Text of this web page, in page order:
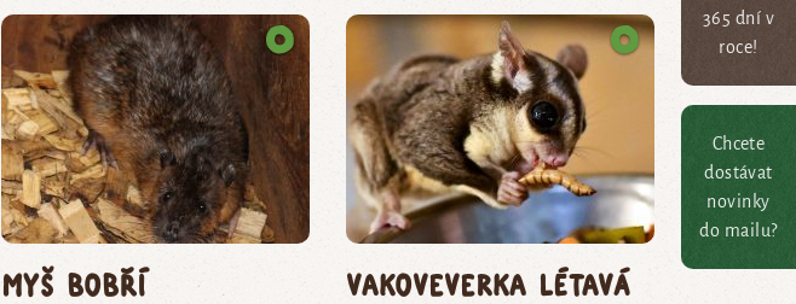
365 dní v
roce!
Chcete
dostávat
novinky
do mailu?
myš bobří vakoveverka létavá